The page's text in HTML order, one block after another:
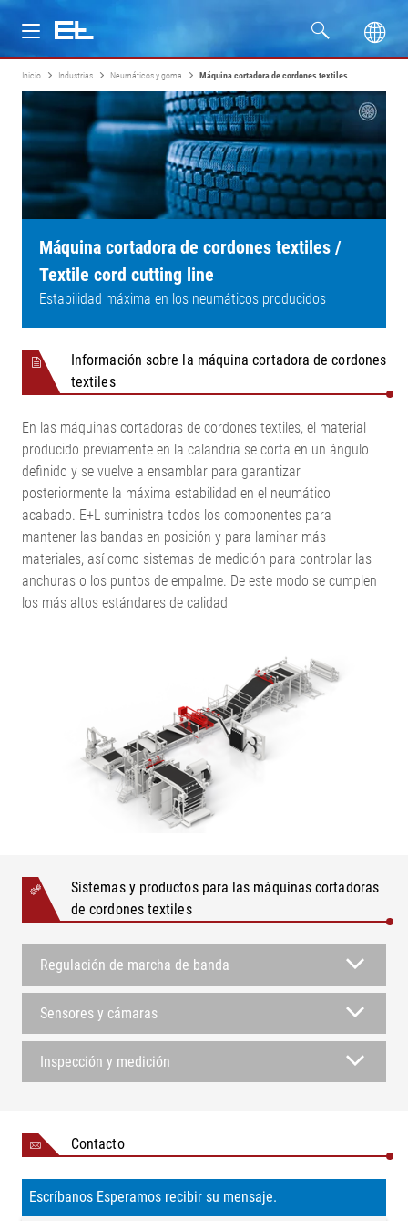
Productos
Industrias
Servicio
Inicio Industrias Neumáticos y goma Máquina cortadora de cordones textiles
Máquina cortadora de cordones textiles /
Textile cord cutting line
Estabilidad máxima en los neumáticos producidos
Información sobre la máquina cortadora de cordones
textiles
En las máquinas cortadoras de cordones textiles, el material
producido previamente en la calandria se corta en un ángulo
definido y se vuelve a ensamblar para garantizar
posteriormente la máxima estabilidad en el neumático
acabado. E+L suministra todos los componentes para
mantener las bandas en posición y para laminar más
materiales, así como sistemas de medición para controlar las
anchuras o los puntos de empalme. De este modo se cumplen
los más altos estándares de calidad
Sistemas y productos para las máquinas cortadoras
de cordones textiles
Regulación de marcha de banda
Sensores y cámaras
Inspección y medición
Contacto
Escríbanos Esperamos recibir su mensaje.